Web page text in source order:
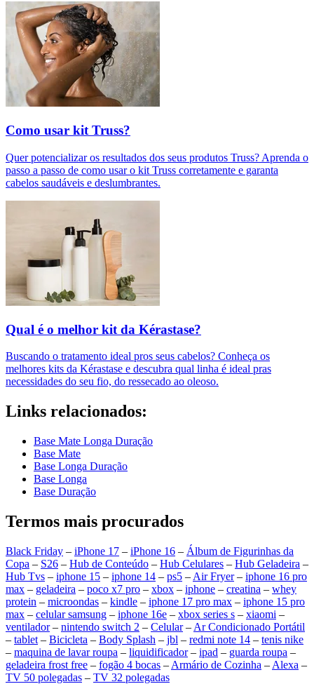
Como usar kit Truss?
Quer potencializar os resultados dos seus produtos Truss? Aprenda o
passo a passo de como usar o kit Truss corretamente e garanta
cabelos saudáveis e deslumbrantes.
Qual é o melhor kit da Kérastase?
Buscando o tratamento ideal pros seus cabelos? Conheça os
melhores kits da Kérastase e descubra qual linha é ideal pras
necessidades do seu fio, do ressecado ao oleoso.
Links relacionados:
Base Mate Longa Duração
Base Mate
Base Longa Duração
Base Longa
Base Duração
Termos mais procurados
Black Friday – iPhone 17 – iPhone 16 – Álbum de Figurinhas da
Copa – S26 – Hub de Conteúdo – Hub Celulares – Hub Geladeira –
Hub Tvs – iphone 15 – iphone 14 – ps5 – Air Fryer– iphone 16 pro
max – geladeira – poco x7 pro – xbox – iphone – creatina – whey
protein – microondas – kindle – iphone 17 pro max – iphone 15 pro
max – celular samsung – iphone 16e – xbox series s – xiaomi –
ventilador– nintendo switch 2 – Celular– Ar Condicionado Portátil
– tablet – Bicicleta – Body Splash – jbl – redmi note 14 – tenis nike
– maquina de lavar roupa – liquidificador– ipad – guarda roupa –
geladeira frost free – fogão 4 bocas – Armário de Cozinha – Alexa –
TV 50 polegadas – TV 32 polegadas